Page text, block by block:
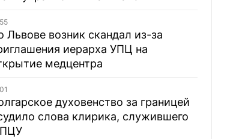
Львове возник скандал из-за
иерарха УПЦ на
медцентра
духовенство за границей
слова клирика, служившего